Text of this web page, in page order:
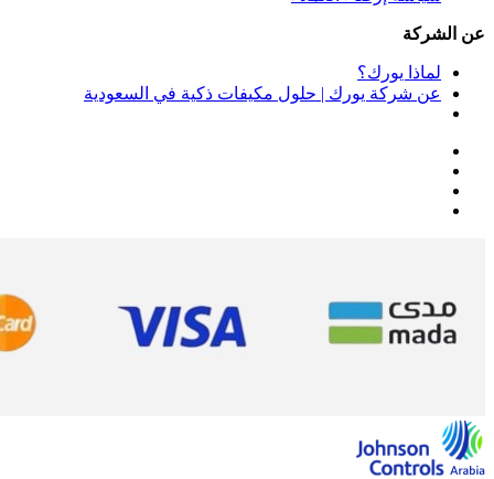
عن الشركة
لماذا يورك؟
عن شركة يورك | حلول مكيفات ذكية في السعودية